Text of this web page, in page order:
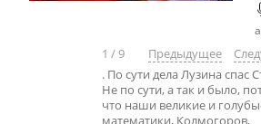
1 /9 Предыдущее
. По сути дела Лузина спас
Не по сути, а так и было,
что наши великие и